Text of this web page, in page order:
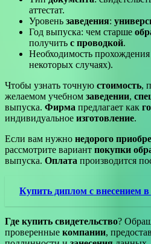
аттестат.
Уровень заведения:
Год выпуска: чем старше
получить с проводкой.
Необходимость
некоторых случаях).
Чтобы узнать точную стоимость,
желаемом учебном заведении,
выпуска. Фирма предлагает как
индивидуальное изготовление.
Если вам нужно недорого
рассмотрите вариант покупки
выпуска. Оплата производится
Купить диплом с внесением в
Где купить свидетельство?
проверенные компании,